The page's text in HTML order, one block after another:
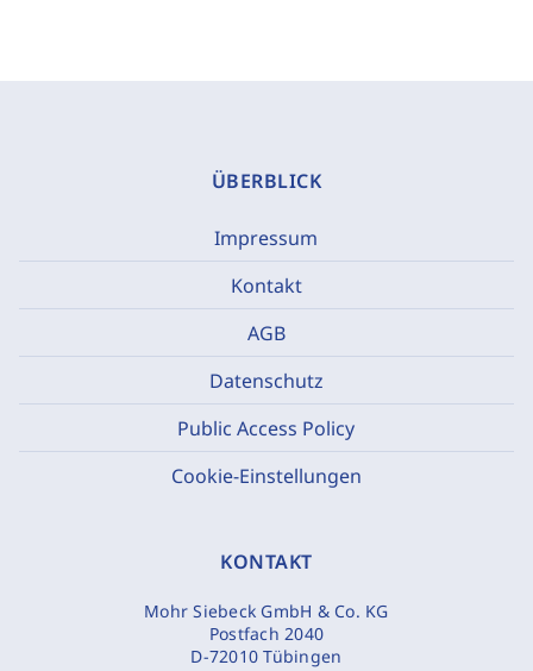
ÜBERBLICK
Impressum
Kontakt
AGB
Datenschutz
Public Access Policy
Cookie-Einstellungen
KONTAKT
Mohr Siebeck GmbH & Co. KG
Postfach 2040
D-72010 Tübingen